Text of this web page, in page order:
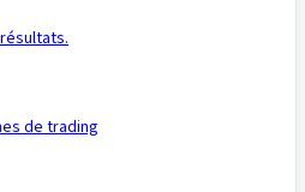
de trading